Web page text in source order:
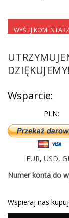
DZIĘKUJEMY!
Wsparcie:
PLN:
EUR, USD,
Numer konta do
Wspieraj nas